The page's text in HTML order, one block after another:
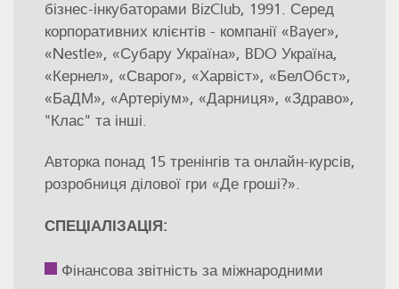
бізнес-інкубаторами BizClub, 1991. Серед
корпоративних клієнтів - компанії «Bayer»,
«Nestle», «Субару Україна», BDO Україна,
«Кернел», «Сварог», «Харвіст», «БелОбст»,
«БаДМ», «Артеріум», «Дарниця», «Здраво»,
"Клас" та інші.
Авторка понад 15 тренінгів та онлайн-курсів,
розробниця ділової гри «Де гроші?».
СПЕЦІАЛІЗАЦІЯ:
Фінансова звітність за міжнародними